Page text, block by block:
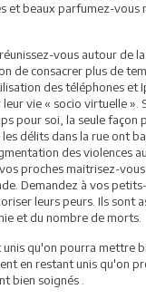
et beaux parfumez-vous
vous autour de
de consacrer plus de
des téléphones et
vie « socio virtuelle ».
pour soi, la seule façon
délits dans la rue ont
des violences
proches maitrisez-
Demandez à vos
leurs peurs. Ils sont
et du nombre de morts.
unis qu'on pourra mettre
en restant unis qu'on
bien soignés .